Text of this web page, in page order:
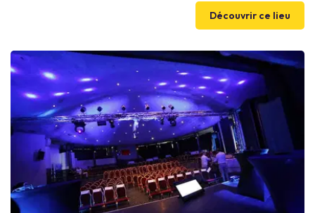
Kyriad Mirande vous reçoit dans un environnement flexible,
adapté à chacun de vos besoins séminaires, de 5 à 100
Découvrir ce lieu